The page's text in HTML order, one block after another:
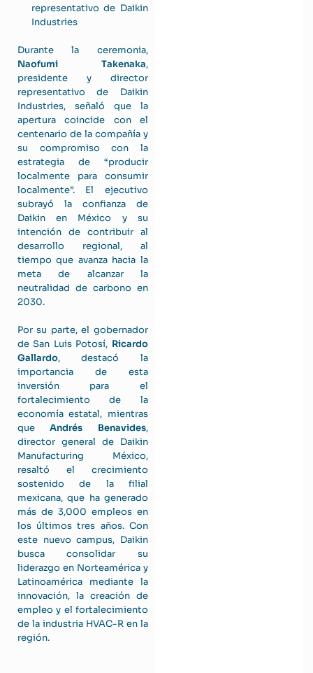
representativo de Daikin
Industries
Durante la ceremonia,
Naofumi Takenaka,
presidente y director
representativo de Daikin
Industries, señaló que la
apertura coincide con el
centenario de la compañía y
su compromiso con la
estrategia de “producir
localmente para consumir
localmente”. El ejecutivo
subrayó la confianza de
Daikin en México y su
intención de contribuir al
desarrollo regional, al
tiempo que avanza hacia la
meta de alcanzar la
neutralidad de carbono en
2030.
Por su parte, el gobernador
de San Luis Potosí, Ricardo
Gallardo, destacó la
importancia de esta
inversión para el
fortalecimiento de la
economía estatal, mientras
queAndrés Benavides,
director general de Daikin
Manufacturing México,
resaltó el crecimiento
sostenido de la filial
mexicana, que ha generado
más de 3,000 empleos en
los últimos tres años. Con
este nuevo campus, Daikin
busca consolidar su
liderazgo en Norteamérica y
Latinoamérica mediante la
innovación, la creación de
empleo y el fortalecimiento
de la industria HVAC-R en la
región.